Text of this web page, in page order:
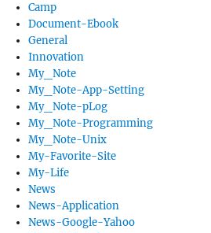
Camp
Document-Ebook
General
Innovation
My_Note
My_Note-App-Setting
My_Note-pLog
My_Note-Programming
My_Note-Unix
My-Favorite-Site
My-Life
News
News-Application
News-Google-Yahoo